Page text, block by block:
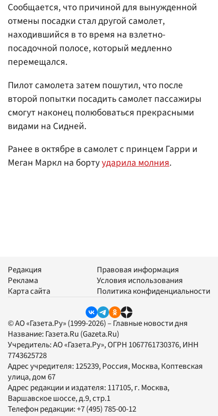
Сообщается, что причиной для вынужденной
отмены посадки стал другой самолет,
находившийся в то время на взлетно-
посадочной полосе, который медленно
перемещался.
Пилот самолета затем пошутил, что после
второй попытки посадить самолет пассажиры
смогут наконец полюбоваться прекрасными
видами на Сидней.
Ранее в октябре в самолет с принцем Гарри и
Меган Маркл на бортуударила молния.
Редакция
Реклама
Карта сайта
Правовая информация
Условия использования
Политика конфиденциальности
© АО «Газета.Ру» (1999-2026) – Главные новости дня
Название: Газета.Ru (Gazeta.Ru)
Учредитель:АО «Газета.Ру», ОГРН 1067761730376, ИНН
7743625728
Адрес учредителя: 125239, Россия, Москва, Коптевская
улица, дом 67
Адрес редакции и издателя: 117105, г. Москва,
Варшавское шоссе, д.9, стр.1
Телефон редакции:+7 (495) 785-00-12